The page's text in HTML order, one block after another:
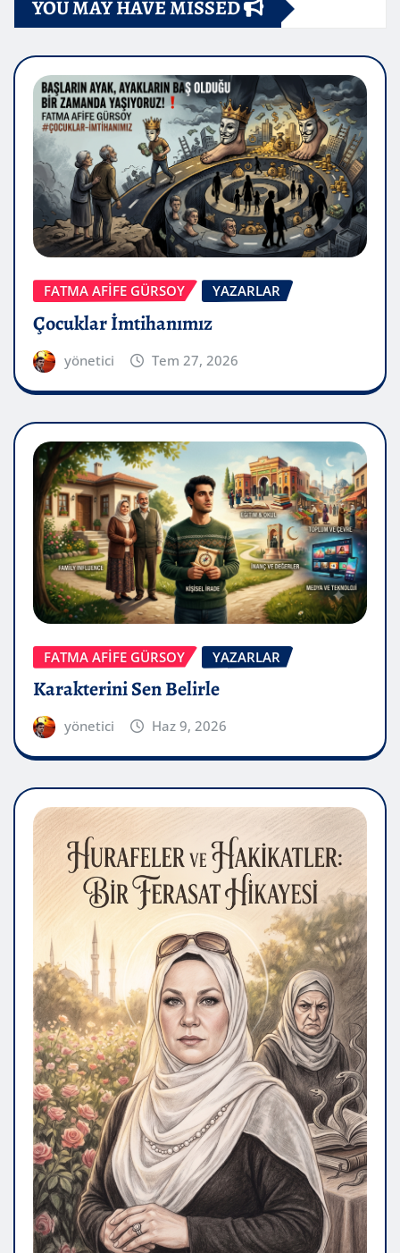
YOU MAY HAVE MISSED
FATMA AFİFE GÜRSOY YAZARLAR
Çocuklar İmtihanımız
yönetici Tem 27, 2026
FATMA AFİFE GÜRSOY YAZARLAR
Karakterini Sen Belirle
yönetici Haz 9, 2026